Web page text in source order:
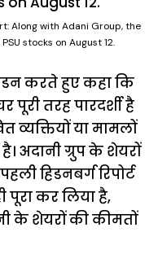
Along with Adani Group, the
stocks on August 12.
करते हुए कहा कि
पूरी तरह पारदर्शी है
व्यक्तियों या मामलों
अदानी ग्रुप के शेयरों
हिडनबर्ग रिपोर्ट
कर लिया है,
के शेयरों की कीमतों